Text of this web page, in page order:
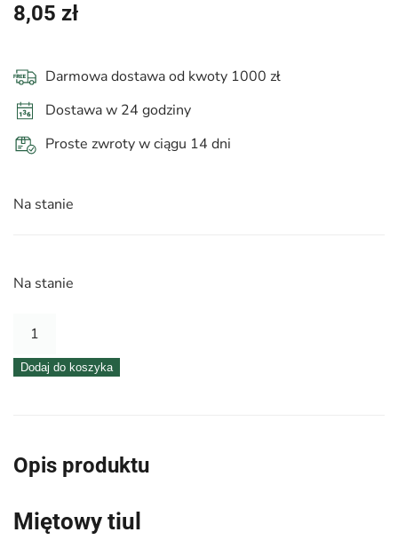
8,05 zł
Darmowa dostawa od kwoty 1000 zł
Dostawa w 24 godziny
Proste zwroty w ciągu 14 dni
Na stanie
Na stanie
ilość
50Dodaj do koszyka
Opis produktu
Miętowy tiul